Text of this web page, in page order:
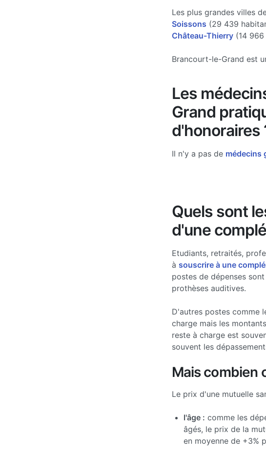
Les plus grandes villes
Soissons (29 439
Château-Thierry(14 966
Brancourt-le-Grand est
Les
Grand
d'honoraires
Il n'y a pas de médecins
Quels sont
d'une
Etudiants, retraités,
à souscrire à une
postes de dépenses
prothèses auditives.
D'autres postes comme
charge mais les
reste à charge est
souvent les
Mais combien
Le prix d'une mutuelle
l'âge : comme les
âgés, le prix de la
en moyenne de +3%